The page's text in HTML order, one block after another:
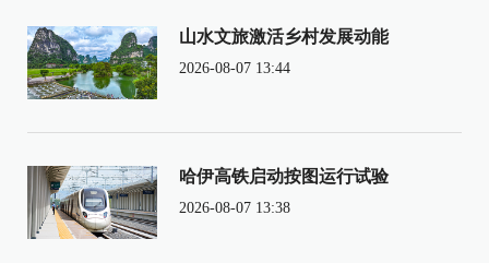
山水文旅激活乡村发展动能
2026-08-07 13:44
哈伊高铁启动按图运行试验
2026-08-07 13:38